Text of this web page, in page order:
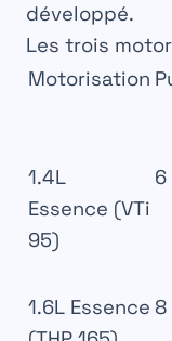
développé.
Les trois
Motorisation
1.4L
Essence (VTi
95)
6
1.6L Essence 8